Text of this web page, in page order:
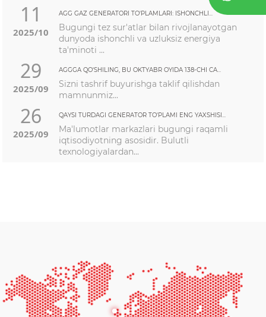
11
2025/10
AGG GAZ GENERATORI TO'PLAMLARI: ISHONCHLI...
Bugungi tez sur'atlar bilan rivojlanayotgan
dunyoda ishonchli va uzluksiz energiya
ta'minoti ...
29
2025/09
AGGGA QO'SHILING, BU OKTYABR OYIDA 138-CHI CA...
Sizni tashrif buyurishga taklif qilishdan
mamnunmiz...
26
2025/09
QAYSI TURDAGI GENERATOR TO'PLAMI ENG YAXSHISI...
Ma'lumotlar markazlari bugungi raqamli
iqtisodiyotning asosidir. Bulutli
texnologiyalardan...